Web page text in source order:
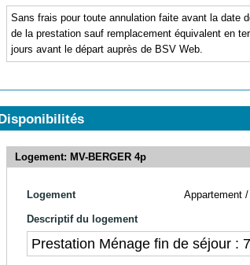
Sans frais pour toute annulation faite avant la date
de la prestation sauf remplacement équivalent en
jours avant le départ auprès de BSV Web.
Logement: MV-BERGER 4p
Logement Appartement
Descriptif du logement
Prestation Ménage fin de séjour :